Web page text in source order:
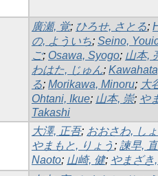
廣瀬, 覚; ひろせ, さとる;
の, よういち; Seino,
ご; Osawa, Syogo; 山本,
わはた, じゅん;
る; Morikawa, Minoru; 大
Ohtani, Ikue; 山本, 崇; や
Takashi
大澤, 正吾; おおさわ, し
やまもと, りょう ; 諫早,
Naoto; 山崎, 健; やまざき